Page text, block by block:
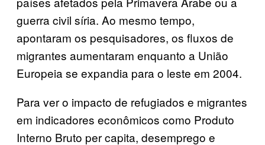
guerra civil síria. Ao mesmo tempo,
apontaram os pesquisadores, os fluxos de
migrantes aumentaram enquanto a União
Europeia se expandia para o leste em 2004.
Para ver o impacto de refugiados e migrantes
em indicadores econômicos como Produto
Interno Bruto per capita, desemprego e